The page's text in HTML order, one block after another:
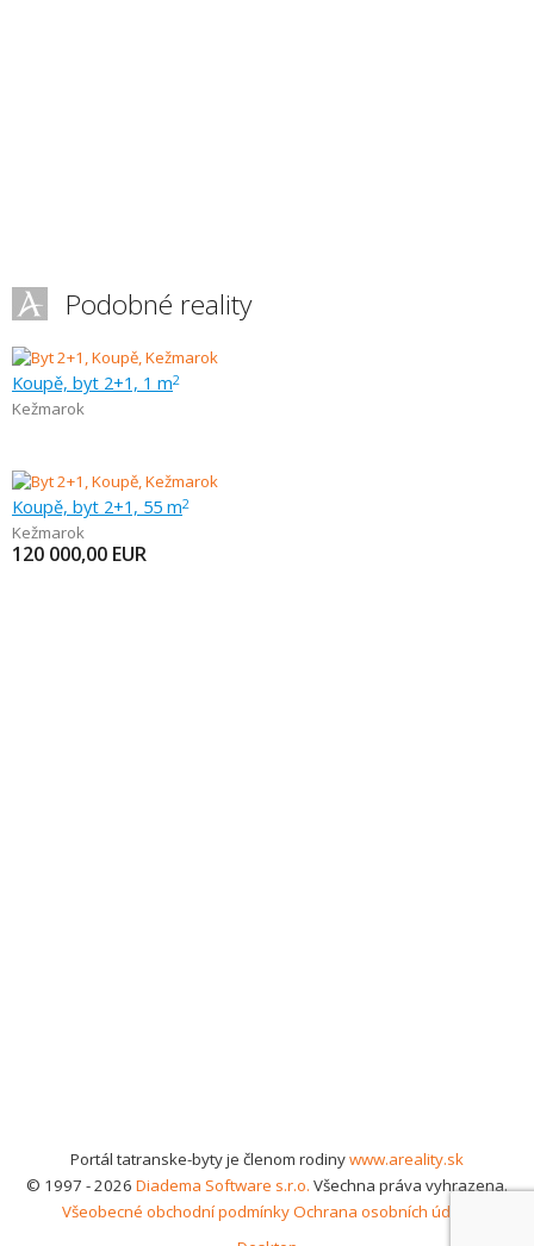
Podobné reality
Koupě, byt 2+1, 1 m2
Kežmarok
Koupě, byt 2+1, 55 m2
Kežmarok
120 000,00 EUR
Portál tatranske-byty je členom rodinywww.areality.sk
© 1997 - 2026 Diadema Software s.r.o. Všechna práva vyhrazena.
Všeobecné obchodní podmínkyOchrana osobních údajů